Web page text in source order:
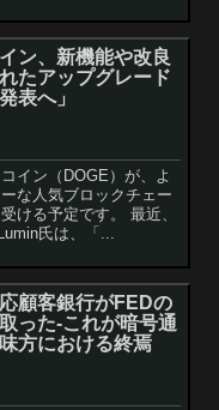
ン、新機能や改良
たアップグレード
表へ」
イン（DOGE）が、よ
な人気ブロックチェー
ける予定です。 最近、
氏は、「...
顧客銀行がFEDの
った-これが暗号通
方における終焉